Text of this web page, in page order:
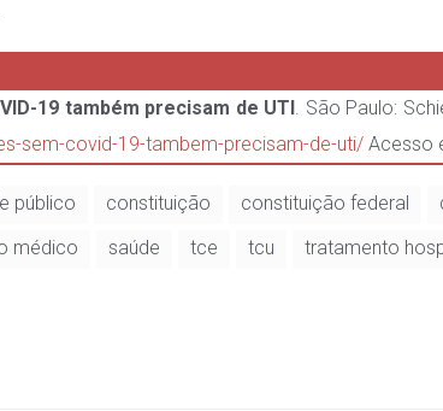
19 também precisam de UTI. São Paulo:
sem-covid-19-tambem-precisam-de-uti/ Acesso
público constituição constituição federal
médico saúde tce tcu
tratamento